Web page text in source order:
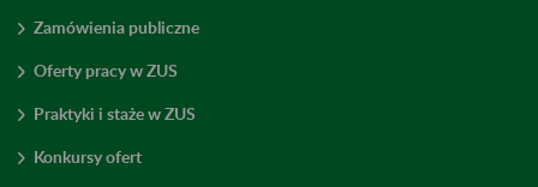
Zamówienia publiczne
Oferty pracy w ZUS
Praktyki i staże w ZUS
Konkursy ofert